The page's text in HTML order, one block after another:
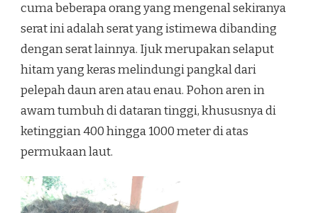
cuma beberapa orang yang mengenal sekiranya
serat ini adalah serat yang istimewa dibanding
dengan serat lainnya. Ijuk merupakan selaput
hitam yang keras melindungi pangkal dari
pelepah daun aren atau enau. Pohon aren in
awam tumbuh di dataran tinggi, khususnya di
ketinggian 400 hingga 1000 meter di atas
permukaan laut.